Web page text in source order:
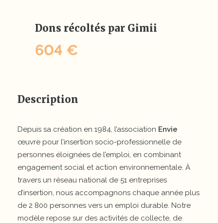
Dons récoltés par Gimii
604 €
Description
Depuis sa création en 1984, l’association Envie
œuvre pour l’insertion socio-professionnelle de
personnes éloignées de l’emploi, en combinant
engagement social et action environnementale. À
travers un réseau national de 51 entreprises
d’insertion, nous accompagnons chaque année plus
de 2 800 personnes vers un emploi durable. Notre
modèle repose sur des activités de collecte, de